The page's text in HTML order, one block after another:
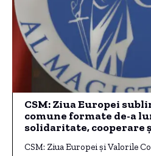
CSM: Ziua Europei
comune formate de-a
solidaritate, cooperare
CSM: Ziua Europei și Valorile